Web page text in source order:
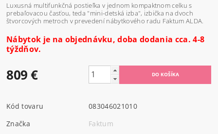
Luxusná multifunkčná postieľka v jednom kompaktnom celku s
prebaľovacou časťou, teda "mini-detská izba", izbička na dvoch
štvorcových metroch v prevedení nábytkového radu Faktum ALDA.
Nábytok je na objednávku, doba dodania cca. 4-8
týždňov.
809 €
Kód tovaru
083046021010
Značka
Faktum